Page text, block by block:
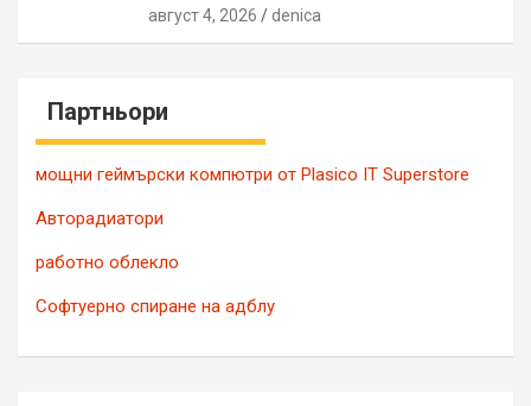
август 4, 2026 denica
Партньори
мощни геймърски компютри от Plasico IT Superstore
Авторадиатори
работно облекло
Софтуерно спиране на адблу